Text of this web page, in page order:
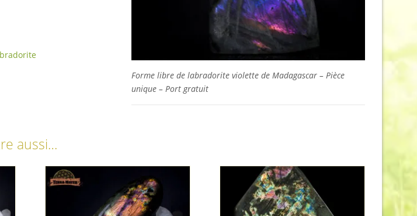
Forme libre de labradorite violette de Madagascar – Pièce
unique – Port gratuit
aussi…